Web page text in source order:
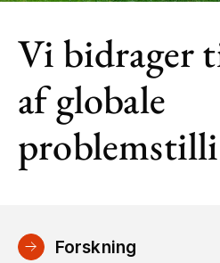
Vi bidrager
af globale
Forskning